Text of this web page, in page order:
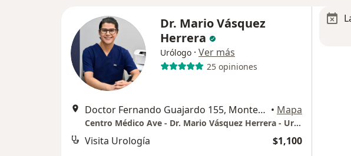
Dr. Mario Vásquez
Herrera
Urólogo · Ver más
25 opiniones
Doctor Fernando Guajardo 155, Monterrey • Mapa
Centro Médico Ave - Dr. Mario Vásquez Herrera - Urología
Visita Urología $1,100